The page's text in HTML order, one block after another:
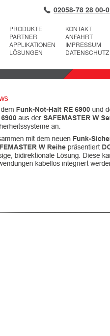
02058-78 28 00-0
PRODUKTE
PARTNER
APPLIKATIONEN
LÖSUNGEN
KONTAKT
ANFAHRT
IMPRESSUM
DATENSCHUTZ